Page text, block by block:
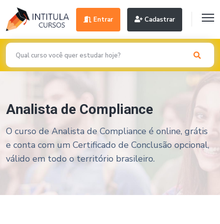
Entrar Cadastrar
Analista de Compliance
O curso de Analista de Compliance é online, grátis
e conta com um Certificado de Conclusão opcional,
válido em todo o território brasileiro.